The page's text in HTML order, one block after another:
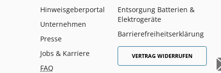
Hinweisgeberportal
Unternehmen
Presse
Jobs & Karriere
FAQ
Entsorgung Batterien &
Elektrogeräte
Barrierefreiheitserklärung
VERTRAG WIDERRUFEN